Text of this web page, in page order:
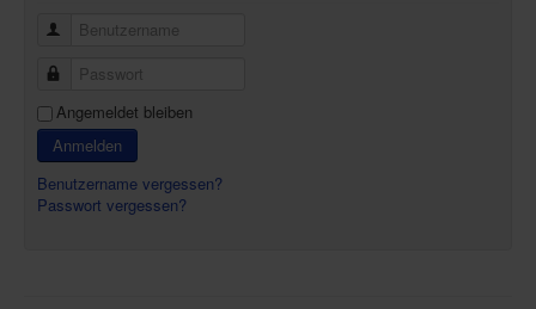
Benutzername
Passwort
Angemeldet bleiben
Anmelden
Benutzername vergessen?
Passwort vergessen?